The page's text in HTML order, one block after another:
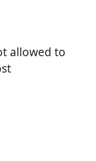
allowed to